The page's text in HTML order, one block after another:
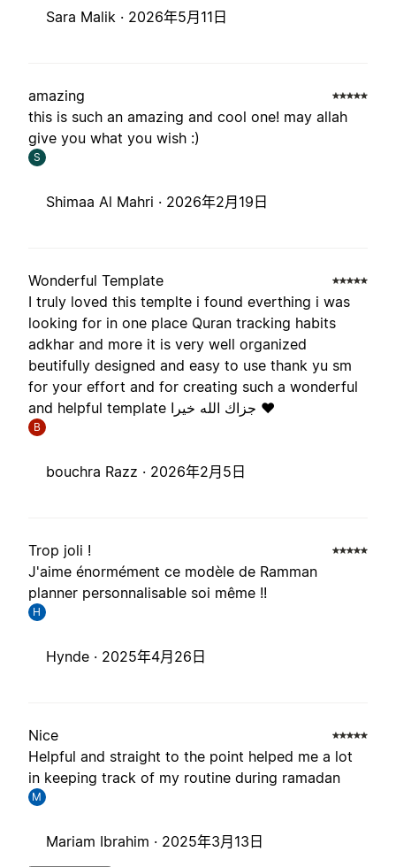
Sara Malik · 2026年5月11日
amazing
this is such an amazing and cool one! may allah
give you what you wish :)
S
Shimaa Al Mahri · 2026年2月19日
Wonderful Template
I truly loved this templte i found everthing i was
looking for in one place Quran tracking habits
adkhar and more it is very well organized
beutifully designed and easy to use thank yu sm
for your effort and for creating such a wonderful
and helpful template جزاك الله خيرا ❤️
B
bouchra Razz · 2026年2月5日
Trop joli !
J'aime énormément ce modèle de Ramman
planner personnalisable soi même !!
H
Hynde · 2025年4月26日
Nice
Helpful and straight to the point helped me a lot
in keeping track of my routine during ramadan
M
Mariam Ibrahim · 2025年3月13日